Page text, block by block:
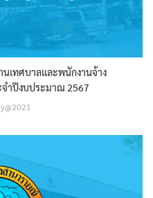
เทศบาลและพนักงานจ้าง
ำปีงบประมาณ 2567